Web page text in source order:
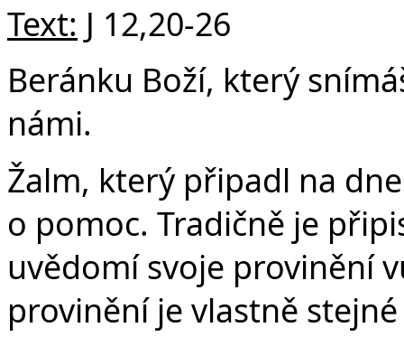
Text: J 12,20-26
Beránku Boží, který
námi.
Žalm, který připadl na
o pomoc. Tradičně je
uvědomí svoje provinění
provinění je vlastně